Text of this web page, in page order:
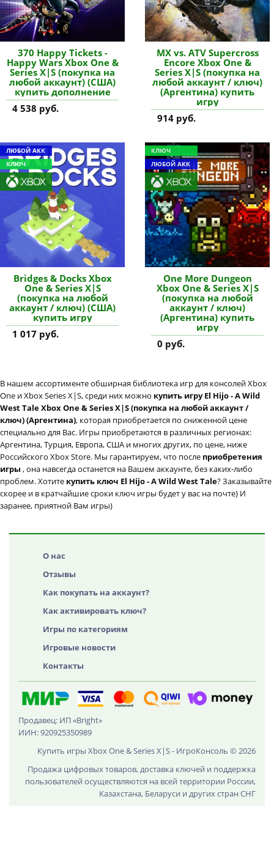
370 Happy Tickets -
Happy Wars Xbox One &
Series X|S (покупка на
любой аккаунт) (США)
купить дополнение
4 538 руб.
MX vs. ATV Supercross
Encore Xbox One &
Series X|S (покупка на
любой аккаунт / ключ)
(Аргентина) купить
игру
914 руб.
ЛЮБОЙ АКК
КЛЮЧ
Bridges & Docks Xbox
One & Series X|S
(покупка на любой
аккаунт / ключ) (США)
купить игру
1 017 руб.
КЛЮЧ
ЛЮБОЙ АКК
One More Dungeon
Xbox One & Series X|S
(покупка на любой
аккаунт / ключ)
(Аргентина) купить
игру
0 руб.
В нашем ассортименте обширная библиотека игр для консолей Xbox
One и Xbox Series X|S, среди них можно купить игру El Hijo - A Wild
West Tale Xbox One & Series X|S (покупка на любой аккаунт /
ключ) (Аргентина), которая приобретается по сниженной цене
специально для Вас. Игры приобретаются в различных регионах:
Аргентина, Турция, Европа, США и многих других, по цене, ниже
Российского Xbox Store. Мы гарантируем, что после приобретения
игры , она навсегда останется на Вашем аккаунте, без каких-либо
проблем. Хотите купить ключ El Hijo - A Wild West Tale? Заказывайте
скорее и в кратчайшие сроки ключ игры будет у вас на почте) И
заранее, приятной Вам игры)
О нас
Отзывы
Как покупать на аккаунт?
Как активировать ключ?
Игры по категориям
Игровые новости
Контакты
Продавец: ИП «Bright»
ИИН: 920925350989
Купить игры Xbox One & Series X|S - ИгроКонсоль © 2026
Продажа цифровых товаров, доставка ключей и поддержка
пользователей осуществляются на всей территории России,
Казахстана, Беларуси и других стран СНГ